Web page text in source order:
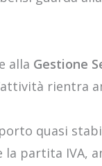
alla Gestione
rientra
quasi
partita IVA,